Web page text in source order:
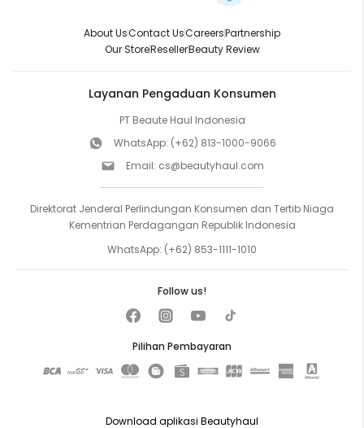
About UsContact UsCareersPartnership
Our StoreResellerBeauty Review
Layanan Pengaduan Konsumen
PT Beaute Haul Indonesia
WhatsApp: (+62) 813-1000-9066
Email: cs@beautyhaul.com
Direktorat Jenderal Perlindungan Konsumen dan Tertib Niaga
Kementrian Perdagangan Republik Indonesia
WhatsApp: (+62) 853-1111-1010
Pilihan Pembayaran
Follow us!
Download aplikasi Beautyhaul